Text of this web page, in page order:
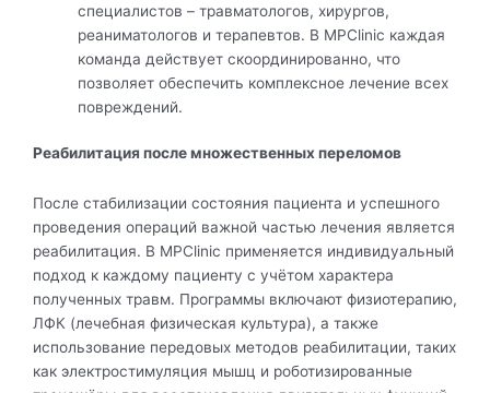
специалистов – травматологов, хирургов,
реаниматологов и терапевтов. В MPClinic каждая
команда действует скоординированно, что
позволяет обеспечить комплексное лечение всех
повреждений.
Реабилитация после множественных переломов
После стабилизации состояния пациента и успешного
проведения операций важной частью лечения является
реабилитация. В MPClinic применяется индивидуальный
подход к каждому пациенту с учётом характера
полученных травм. Программы включают физиотерапию,
ЛФК (лечебная физическая культура), а также
использование передовых методов реабилитации, таких
как электростимуляция мышц и роботизированные